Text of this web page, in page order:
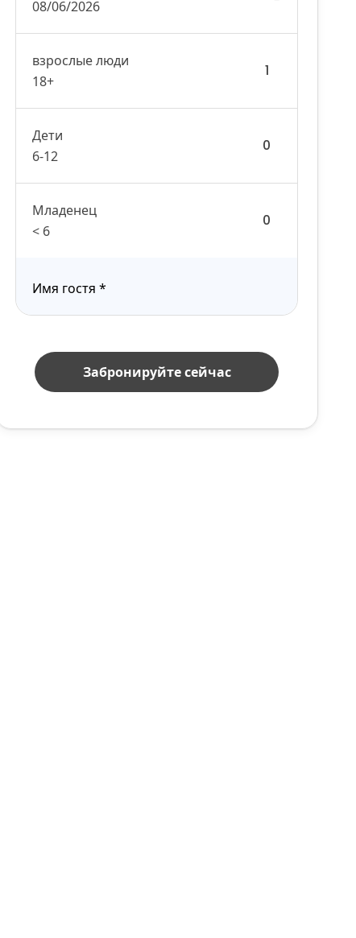
08/06/2026
взрослые люди
18+
Дети
6-12
Младенец
< 6
Имя гостя *
Забронируйте сейчас